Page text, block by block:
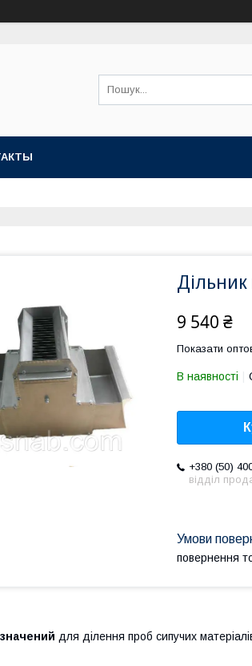
9 540 ₴
Показати
В наявності
+380 (50)
відділ
повернення
для ділення проб сипучих